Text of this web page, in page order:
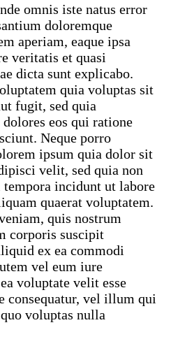
omnis iste natus error
doloremque
aperiam, eaque ipsa
veritatis et quasi
dicta sunt explicabo.
quia voluptas sit
fugit, sed quia
eos qui ratione
Neque porro
ipsum quia dolor sit
velit, sed quia non
incidunt ut labore
quaerat voluptatem.
quis nostrum
corporis suscipit
ex ea commodi
vel eum iure
voluptate velit esse
consequatur, vel illum qui
voluptas nulla